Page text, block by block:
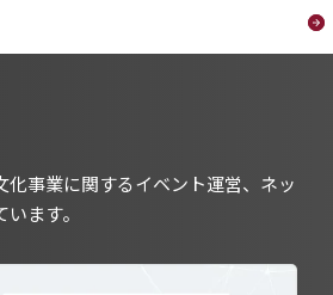
事業に関するイベント運営、ネッ
ます。